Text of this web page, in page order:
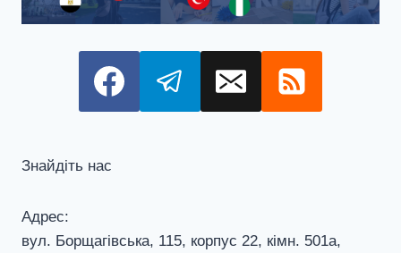
Знайдіть нас
Адрес:
вул. Борщагівська, 115, корпус 22, кiмн. 501а,